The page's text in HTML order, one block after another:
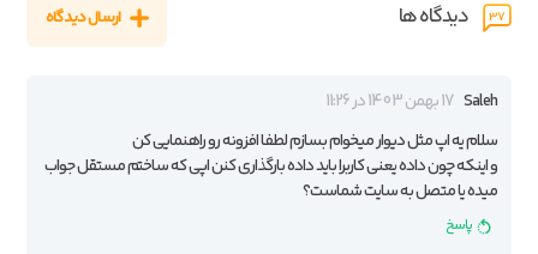
37 دیدگاه ها ارسال دیدگاه
Saleh 17 بهمن 1403 در 11:26
سلام یه اپ مثل دیوار میخوام بسازم لطفا افزونه رو راهنمایی کن
و اینکه چون داده یعنی کاربرا باید داده بارگذاری کنن اپی که ساختم مستقل جواب
میده یا متصل به سایت شماست؟
پاسخ